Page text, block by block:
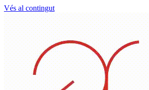
Vés al contingut